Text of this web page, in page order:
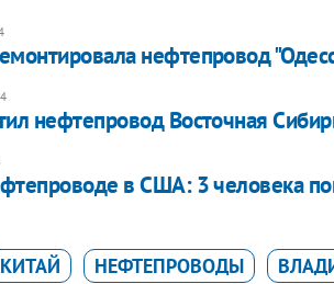
нефтепровод
нефтепровод Восточная
в США: 3 человека
КИТАЙ НЕФТЕПРОВОДЫ